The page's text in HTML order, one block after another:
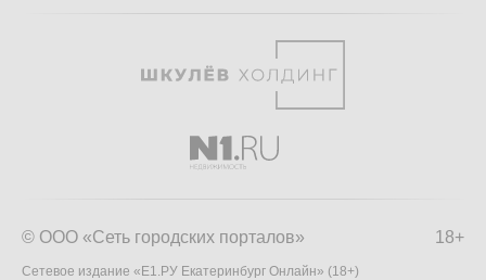
18+
© ООО «Сеть городских порталов»
Сетевое издание «Е1.РУ Екатеринбург Онлайн» (18+)